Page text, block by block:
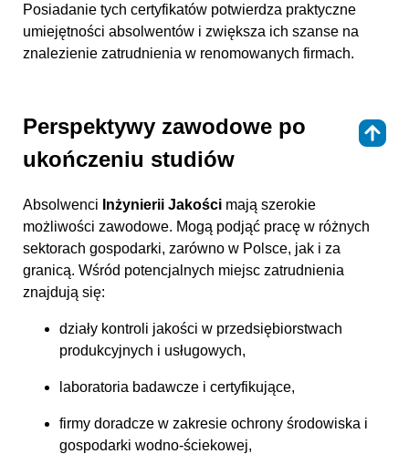
Posiadanie tych certyfikatów potwierdza praktyczne
umiejętności absolwentów i zwiększa ich szanse na
znalezienie zatrudnienia w renomowanych firmach.
Perspektywy zawodowe po
ukończeniu studiów
Absolwenci Inżynierii Jakości mają szerokie
możliwości zawodowe. Mogą podjąć pracę w różnych
sektorach gospodarki, zarówno w Polsce, jak i za
granicą. Wśród potencjalnych miejsc zatrudnienia
znajdują się:
działy kontroli jakości w przedsiębiorstwach
produkcyjnych i usługowych,
laboratoria badawcze i certyfikujące,
firmy doradcze w zakresie ochrony środowiska i
gospodarki wodno-ściekowej,